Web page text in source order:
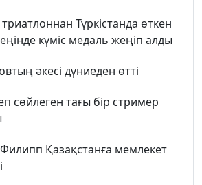
Түркістанда өткен
күміс медаль жеңіп алды
әкесі дүниеден өтті
сөйлеген тағы бір стример
Қазақстанға мемлекет